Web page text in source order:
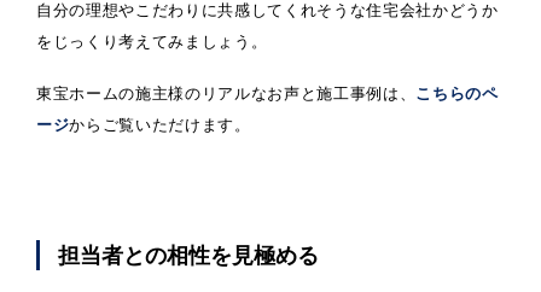
自分の理想やこだわりに共感してくれそうな住宅会社かどうか
をじっくり考えてみましょう。
東宝ホームの施主様のリアルなお声と施工事例は、 こちらのペ
ージからご覧いただけます。
担当者との相性を見極める